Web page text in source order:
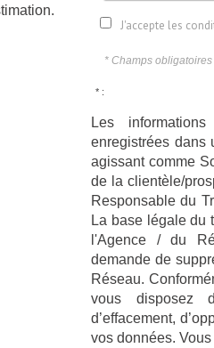
J'accepte les
* Champs obligatoires
* :
Les
enregistrées dans
agissant comme
de la clientèle/
Responsable du
La base légale du
l'Agence / du
demande de
Réseau.
vous disposez
d’effacement,
vos données.